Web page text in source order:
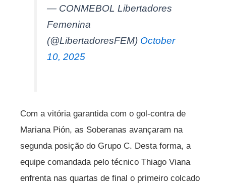
— CONMEBOL Libertadores
Femenina
(@LibertadoresFEM) October
10, 2025
Com a vitória garantida com o gol-contra de
Mariana Pión, as Soberanas avançaram na
segunda posição do Grupo C. Desta forma, a
equipe comandada pelo técnico Thiago Viana
enfrenta nas quartas de final o primeiro colcado